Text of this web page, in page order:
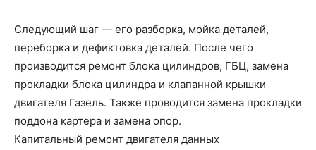
Следующий шаг — его разборка, мойка деталей,
переборка и дефиктовка деталей. После чего
производится ремонт блока цилиндров, ГБЦ, замена
прокладки блока цилиндра и клапанной крышки
двигателя Газель. Также проводится замена прокладки
поддона картера и замена опор.
Капитальный ремонт двигателя данных